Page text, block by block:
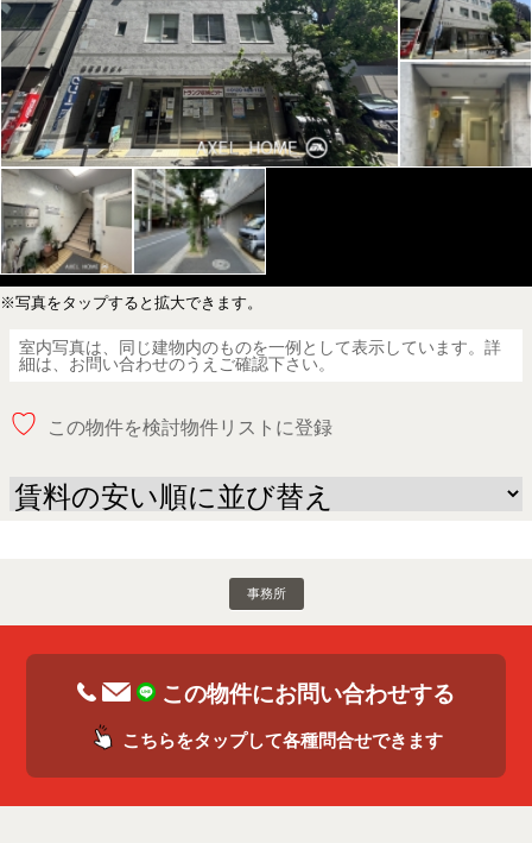
※写真をタップすると拡大できます。
室内写真は、同じ建物内のものを一例として表示しています。詳
細は、お問い合わせのうえご確認下さい。
♡ この物件を検討物件リストに登録
事務所
この物件にお問い合わせする
こちらをタップして各種問合せできます